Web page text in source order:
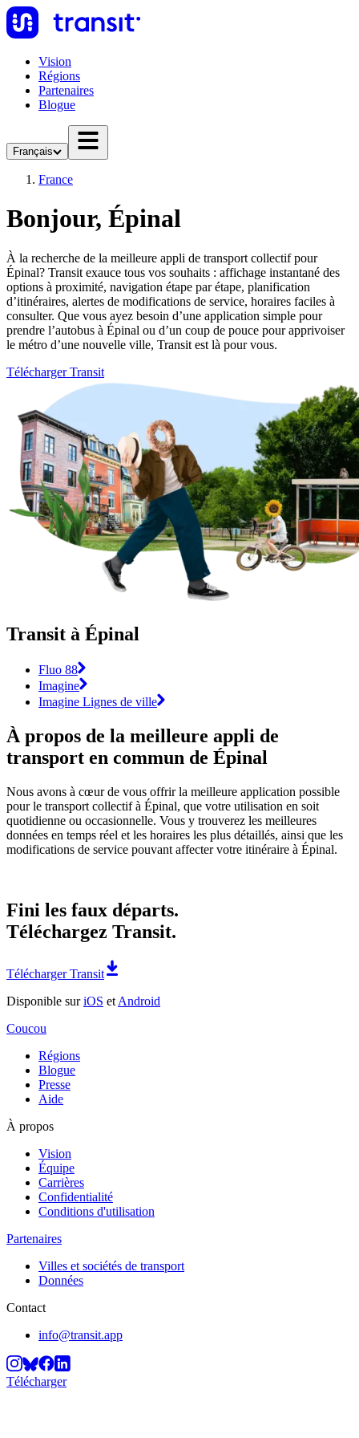
Vision
Régions
Partenaires
Blogue
Français
France
Bonjour, Épinal
À la recherche de la meilleure appli de transport collectif pour
Épinal? Transit exauce tous vos souhaits : affichage instantané des
options à proximité, navigation étape par étape, planification
d’itinéraires, alertes de modifications de service, horaires faciles à
consulter. Que vous ayez besoin d’une application simple pour
prendre l’autobus à Épinal ou d’un coup de pouce pour apprivoiser
le métro d’une nouvelle ville, Transit est là pour vous.
Télécharger Transit
Transit à Épinal
Fluo 88
Imagine
Imagine Lignes de ville
À propos de la meilleure appli de
transport en commun de Épinal
Nous avons à cœur de vous offrir la meilleure application possible
pour le transport collectif à Épinal, que votre utilisation en soit
quotidienne ou occasionnelle. Vous y trouverez les meilleures
données en temps réel et les horaires les plus détaillés, ainsi que les
modifications de service pouvant affecter votre itinéraire à Épinal.
Fini les faux départs.
Téléchargez Transit.
Télécharger Transit
Disponible suriOS et Android
Coucou
Régions
Blogue
Presse
Aide
À propos
Vision
Équipe
Carrières
Confidentialité
Conditions d'utilisation
Partenaires
Villes et sociétés de transport
Données
Contact
info@transit.app
Télécharger